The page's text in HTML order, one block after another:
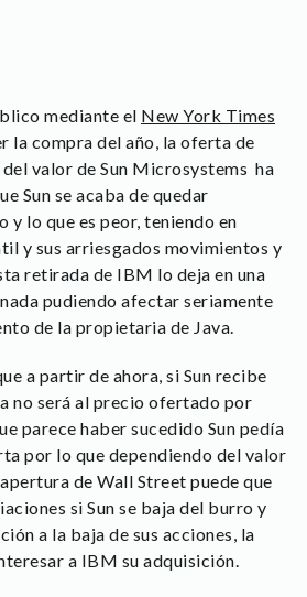
mediante el New York Times
la compra del año, la oferta de
valor de Sun Microsystems ha
Sun se acaba de quedar
y lo que es peor, teniendo en
y sus arriesgados movimientos y
retirada de IBM lo deja en una
pudiendo afectar seriamente
de la propietaria de Java.
a partir de ahora, si Sun recibe
no será al precio ofertado por
parece haber sucedido Sun pedía
por lo que dependiendo del valor
de Wall Street puede que
si Sun se baja del burro y
a la baja de sus acciones, la
a IBM su adquisición.